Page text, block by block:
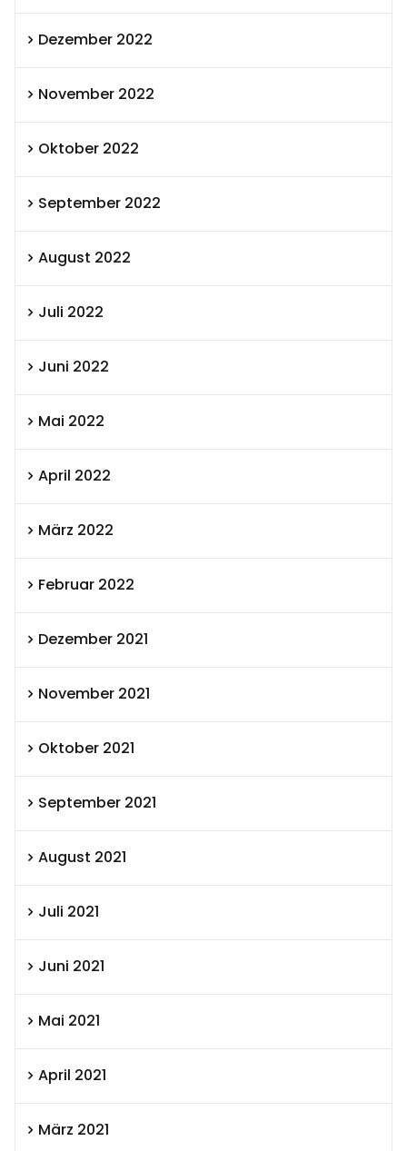
Dezember 2022
November 2022
Oktober 2022
September 2022
August 2022
Juli 2022
Juni 2022
Mai 2022
April 2022
März 2022
Februar 2022
Dezember 2021
November 2021
Oktober 2021
September 2021
August 2021
Juli 2021
Juni 2021
Mai 2021
April 2021
März 2021